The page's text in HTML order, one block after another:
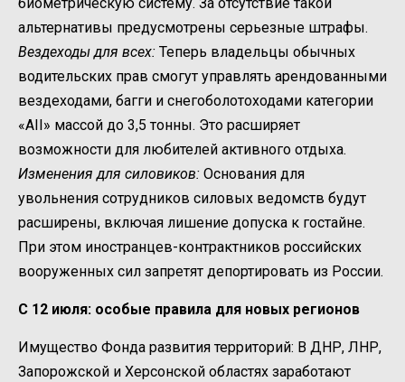
альтернативы предусмотрены серьезные штрафы.
Вездеходы для всех: Теперь владельцы обычных
водительских прав смогут управлять арендованными
вездеходами, багги и снегоболотоходами категории
«AII» массой до 3,5 тонны. Это расширяет
возможности для любителей активного отдыха.
Изменения для силовиков: Основания для
увольнения сотрудников силовых ведомств будут
расширены, включая лишение допуска к гостайне.
При этом иностранцев-контрактников российских
вооруженных сил запретят депортировать из России.
С 12 июля: особые правила для новых регионов
Имущество Фонда развития территорий: В ДНР, ЛНР,
Запорожской и Херсонской областях заработают